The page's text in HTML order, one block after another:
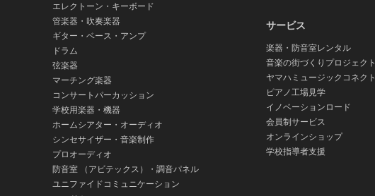
エレクトーン・キーボード
管楽器・吹奏楽器
ギター・ベース・アンプ
ドラム
弦楽器
マーチング楽器
コンサートパーカッション
学校用楽器・機器
ホームシアター・オーディオ
シンセサイザー・音楽制作
プロオーディオ
防音室 （アビテックス）・調音パネル
ユニファイドコミュニケーション
サービス
楽器・防音室レンタル
音楽の街づくりプロジェクト
ヤマハミュージックコネクト
ピアノ工場見学
イノベーションロード
会員制サービス
オンラインショップ
学校指導者支援